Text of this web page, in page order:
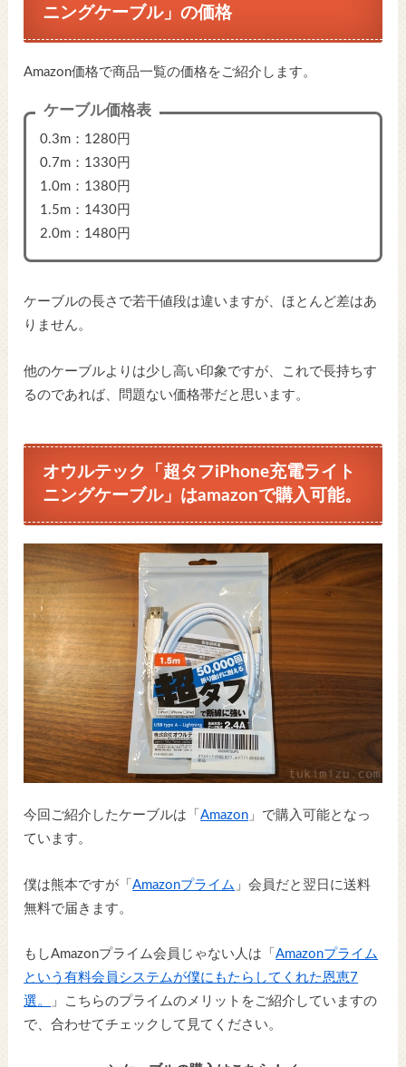
ニングケーブル」の価格
Amazon価格で商品一覧の価格をご紹介します。
ケーブル価格表
0.3m：1280円
0.7m：1330円
1.0m：1380円
1.5m：1430円
2.0m：1480円
ケーブルの長さで若干値段は違いますが、ほとんど差はあ
りません。
他のケーブルよりは少し高い印象ですが、これで長持ちす
るのであれば、問題ない価格帯だと思います。
オウルテック「超タフiPhone充電ライト
ニングケーブル」はamazonで購入可能。
今回ご紹介したケーブルは「Amazon 」で購入可能となっ
ています。
僕は熊本ですが「Amazonプライム 」会員だと翌日に送料
無料で届きます。
もしAmazonプライム会員じゃない人は「Amazonプライム
という有料会員システムが僕にもたらしてくれた恩恵7
選。
」こちらのプライムのメリットをご紹介していますの
で、合わせてチェックして見てください。